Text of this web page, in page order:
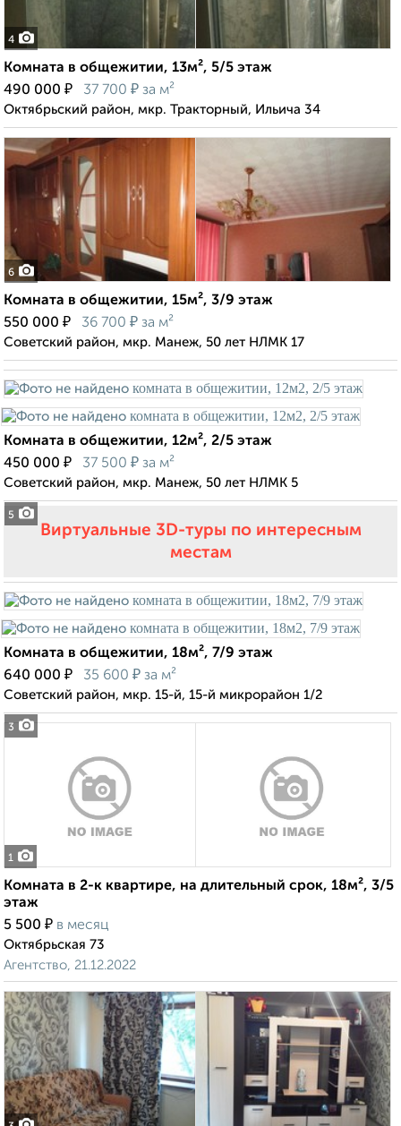
4
Комната в общежитии, 13м², 5/5 этаж
490 000 ₽ 37 700 ₽ за м²
Октябрьский район, мкр. Тракторный, Ильича 34
6
Комната в общежитии, 15м², 3/9 этаж
550 000 ₽ 36 700 ₽ за м²
Советский район, мкр. Манеж, 50 лет НЛМК 17
5
Комната в общежитии, 12м², 2/5 этаж
450 000 ₽ 37 500 ₽ за м²
Советский район, мкр. Манеж, 50 лет НЛМК 5
Виртуальные 3D-туры по интересным
местам
3
Комната в общежитии, 18м², 7/9 этаж
640 000 ₽ 35 600 ₽ за м²
Советский район, мкр. 15-й, 15-й микрорайон 1/2
1
Комната в 2-к квартире, на длительный срок, 18м², 3/5
этаж
5 500 ₽ в месяц
Октябрьская 73
Агентство, 21.12.2022